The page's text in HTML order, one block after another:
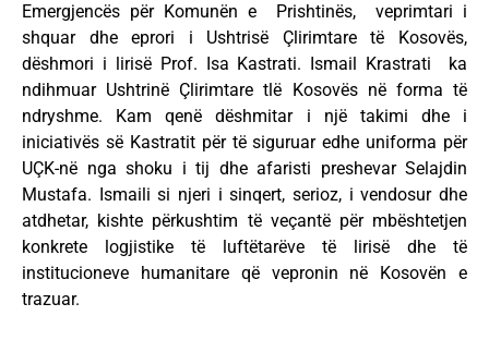
Emergjencës për Komunën e Prishtinës, veprimtari i
shquar dhe eprori i Ushtrisë Çlirimtare të Kosovës,
dëshmori i lirisë Prof. Isa Kastrati. Ismail Krastrati ka
ndihmuar Ushtrinë Çlirimtare tlë Kosovës në forma të
ndryshme. Kam qenë dëshmitar i një takimi dhe i
iniciativës së Kastratit për të siguruar edhe uniforma për
UÇK-në nga shoku i tij dhe afaristi preshevar Selajdin
Mustafa. Ismaili si njeri i sinqert, serioz, i vendosur dhe
atdhetar, kishte përkushtim të veçantë për mbështetjen
konkrete logjistike të luftëtarëve të lirisë dhe të
institucioneve humanitare që vepronin në Kosovën e
trazuar.